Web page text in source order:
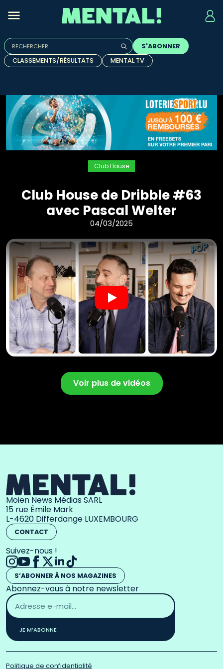
Rechercher :
Quand les résultats de l'auto-complétion sont
S'ABONNER
CLASSEMENTS/RÉSULTATS
MENTAL TV
Club House
Club House de Dribble #63
avec Pascal Welter
04/03/2025
Play
Voir plus de vidéos
Moien News Médias SARL
15 rue Émile Mark
L-4620 Differdange LUXEMBOURG
CONTACT
Suivez-nous !
S’ABONNER À NOS MAGAZINES
Abonnez-vous à notre newsletter
Adresse
email
*
JE M’ABONNE
Politique de confidentialité